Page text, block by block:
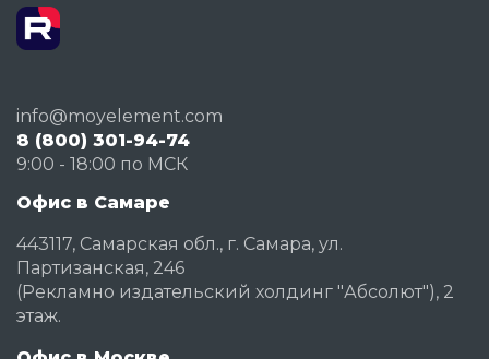
info@moyelement.com
8 (800) 301-94-74
9:00 - 18:00 по МСК
Офис в Самаре
443117, Самарская обл., г. Самара, ул.
Партизанская, 246
(Рекламно издательский холдинг "Абсолют"), 2
этаж.